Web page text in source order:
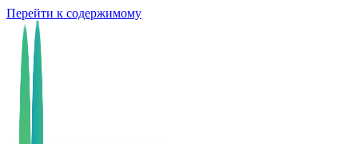
Перейти к содержимому